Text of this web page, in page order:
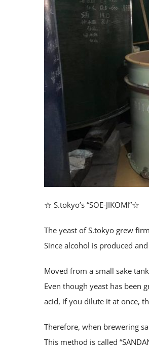
☆ S.tokyo’s “SOE-JIKOMI”☆
The yeast of S.tokyo grew
Since alcohol is produced
Moved from a small sake
Even though yeast has
acid, if you dilute it at once,
Therefore, when brewering
This method is called